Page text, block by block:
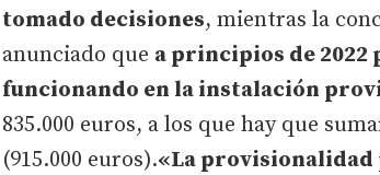
tomado decisiones, mientras la
anunciado que a principios de
funcionando en la instalación
835.000 euros, a los que hay que
(915.000 euros).«La provisionalidad